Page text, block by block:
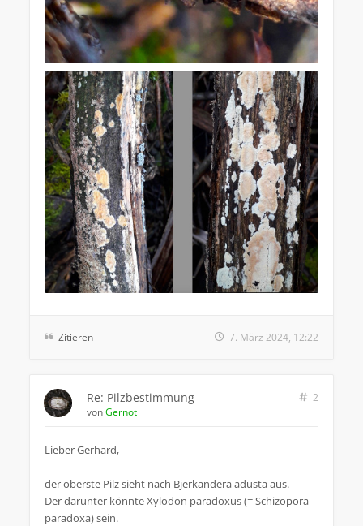
Zitieren 7. März 2024, 12:22
Re: Pilzbestimmung
2
vonGernot
Lieber Gerhard,
der oberste Pilz sieht nach Bjerkandera adusta aus.
Der darunter könnte Xylodon paradoxus (= Schizopora
paradoxa) sein.